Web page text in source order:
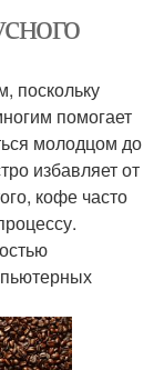
поскольку
помогает
молодцом до
избавляет от
кофе часто